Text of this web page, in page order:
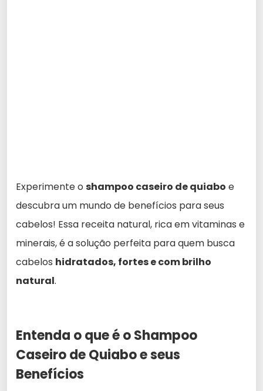
Experimente o shampoo caseiro de quiabo e
descubra um mundo de benefícios para seus
cabelos! Essa receita natural, rica em vitaminas e
minerais, é a solução perfeita para quem busca
cabelos hidratados, fortes e com brilho
natural.
Entenda o que é o Shampoo
Caseiro de Quiabo e seus
Benefícios